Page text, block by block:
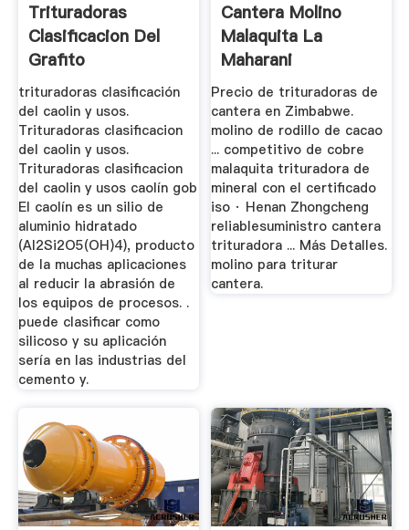
Trituradoras
Clasificacion Del
Grafito
trituradoras clasificación
del caolin y usos.
Trituradoras clasificacion
del caolin y usos.
Trituradoras clasificacion
del caolin y usos caolín gob
El caolín es un silio de
aluminio hidratado
(Al2Si2O5(OH)4), producto
de la muchas aplicaciones
al reducir la abrasión de
los equipos de procesos. .
puede clasificar como
silicoso y su aplicación
sería en las industrias del
cemento y.
Cantera Molino
Malaquita La
Maharani
Precio de trituradoras de
cantera en Zimbabwe.
molino de rodillo de cacao
... competitivo de cobre
malaquita trituradora de
mineral con el certificado
iso · Henan Zhongcheng
reliablesuministro cantera
trituradora ... Más Detalles.
molino para triturar
cantera.